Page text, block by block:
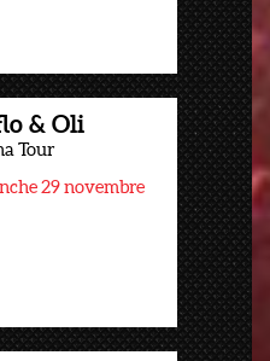
& Oli
Tour
29 novembre